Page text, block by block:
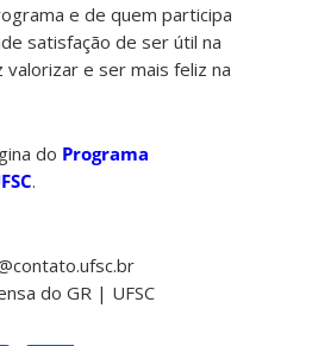
e de quem participa
satisfação de ser útil na
e ser mais feliz na
do Programa
.
do GR | UFSC